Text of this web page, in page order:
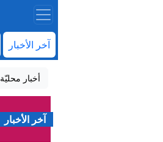
آخر الأخبار
أخبار محليّة
آخر الأخبار